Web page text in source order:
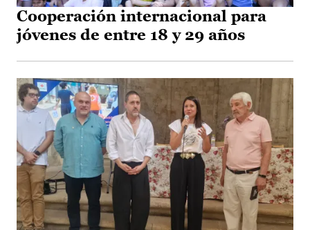
Cooperación internacional para
jóvenes de entre 18 y 29 años